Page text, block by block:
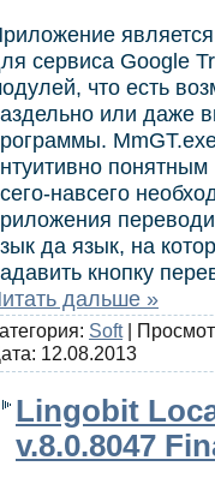
сервиса Google
что есть
или даже
навсего
да язык, на
кнопку
дальше »
Soft|
12.08.2013
Lingobit
v.8.0.8047